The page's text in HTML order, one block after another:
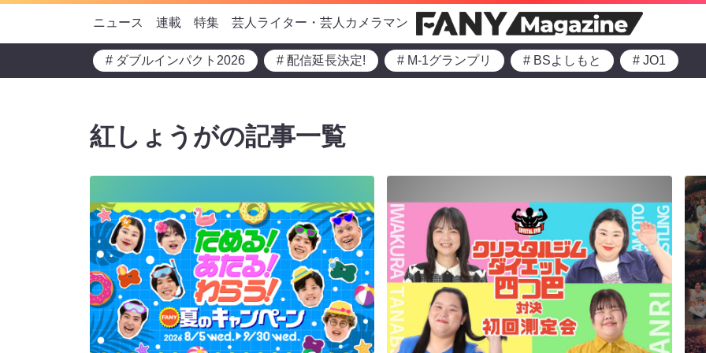
ニュース 連載 特集 芸人ライター・芸人カメラマン
# ダブルインパクト2026 # 配信延長決定! # M-1グランプリ # BSよしもと # JO1
紅しょうがの記事一覧